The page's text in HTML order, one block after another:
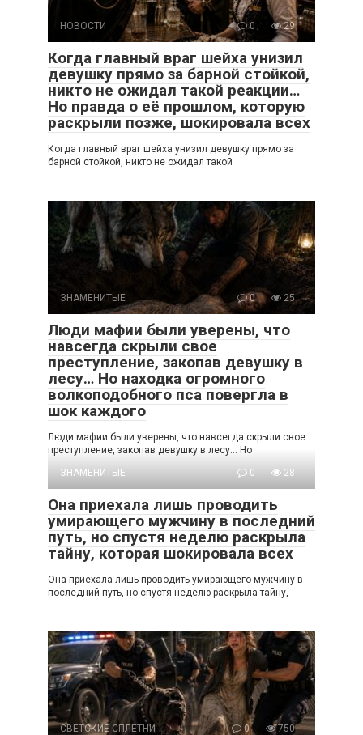
НОВОСТИ 0 29
Когда главный враг шейха унизил
девушку прямо за барной стойкой,
никто не ожидал такой реакции…
Но правда о её прошлом, которую
раскрыли позже, шокировала всех
Когда главный враг шейха унизил девушку прямо за
барной стойкой, никто не ожидал такой
ЗНАМЕНИТЫЕ 0 25
Люди мафии были уверены, что
навсегда скрыли свое
преступление, закопав девушку в
лесу… Но находка огромного
волкоподобного пса повергла в
шок каждого
Люди мафии были уверены, что навсегда скрыли свое
преступление, закопав девушку в лесу… Но
ЗНАМЕНИТЫЕ
0 28
Она приехала лишь проводить
умирающего мужчину в последний
путь, но спустя неделю раскрыла
тайну, которая шокировала всех
Она приехала лишь проводить умирающего мужчину в
последний путь, но спустя неделю раскрыла тайну,
СВЕТСКИЕ СПЛЕТНИ 0 750